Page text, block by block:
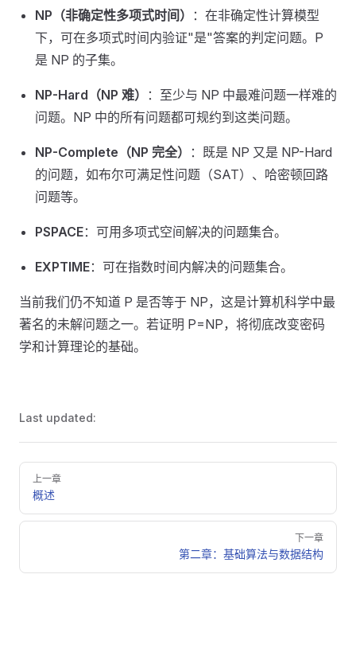
NP（非确定性多项式时间）
：在非确定性计算模型
下，可在多项式时间内验证"是"答案的判定问题。P
是 NP 的子集。
NP-Hard（NP 难）
：至少与 NP 中最难问题一样难的
问题。NP 中的所有问题都可规约到这类问题。
NP-Complete（NP 完全）
：既是 NP 又是 NP-Hard
的问题，如布尔可满足性问题（SAT）、哈密顿回路
问题等。
PSPACE：可用多项式空间解决的问题集合。
EXPTIME：可在指数时间内解决的问题集合。
当前我们仍不知道 P 是否等于 NP，这是计算机科学中最
著名的未解问题之一。若证明 P=NP，将彻底改变密码
学和计算理论的基础。
Last updated:
Pager
上一章
概述
下一章
第二章：基础算法与数据结构